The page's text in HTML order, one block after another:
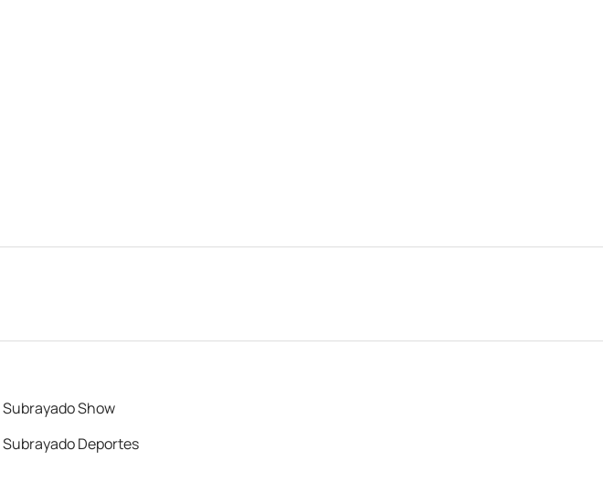
Subrayado Show
Subrayado Deportes